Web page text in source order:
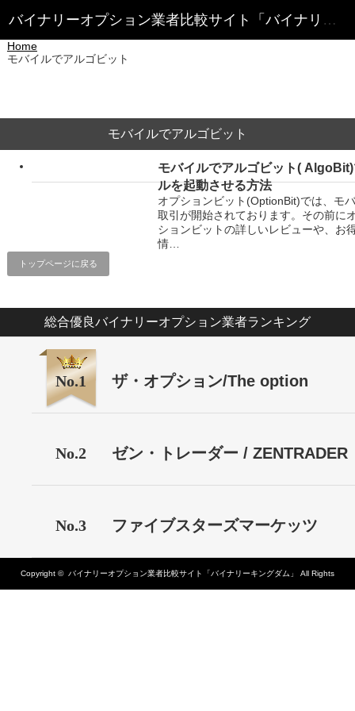
Home
モバイルでアルゴビット
モバイルでアルゴビット
モバイルでアルゴビット(
ルを起動させる方法
オプションビット(OptionBit)では、モ
取引が開始されております。その前に
ションビットの詳しいレビューや、お
情…
トップページに戻る
総合優良バイナリーオプション業者ランキング
No.1 ザ・オプション/The option
No.2 ゼン・トレーダー / ZENTRADER
No.3 ファイブスターズマーケッツ
Copyright © バイナリーオプション業者比較サイト「バイナリーキングダム」 All Rights